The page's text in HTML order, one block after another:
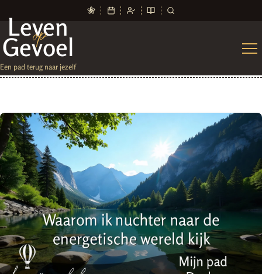
Leven
op
Gevoel
Een pad terug naar jezelf